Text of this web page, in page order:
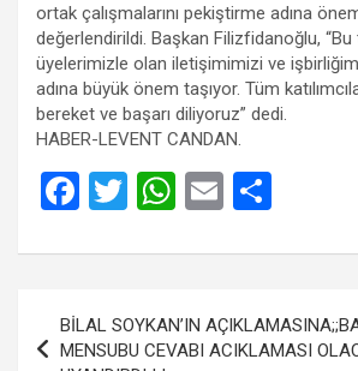
ortak çalışmalarını pekiştirme adına
değerlendirildi. Başkan Filizfidanoğlu,
üyelerimizle olan iletişimimizi ve
adına büyük önem taşıyor. Tüm
bereket ve başarı diliyoruz” dedi.
HABER-LEVENT CANDAN.
F
ce
o
T
tt
W
at
A
E
ail ar
gezinmesi
BİLAL SOYKAN’IN
MENSUBU CEVABI ACIKLAMASI